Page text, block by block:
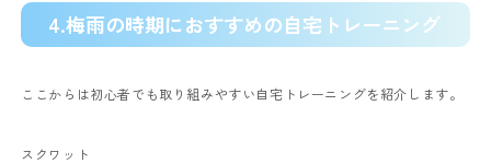
4.梅雨の時期におすすめの自宅トレーニング
ここからは初心者でも取り組みやすい自宅トレーニングを紹介します。
スクワット